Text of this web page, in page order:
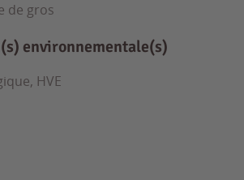
de gros
environnementale(s)
HVE